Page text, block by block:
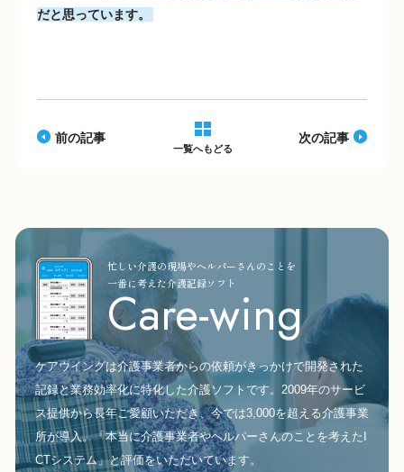
だと思っています。
前の記事
一覧へもどる
次の記事
Care-wing
忙しい介護の現場やヘルパーさんのことを
一番に考えた介護記録ソフト
ケアウイングは介護事業者からの依頼がきっかけで開発された
記録と業務効率化に特化した介護ソフトです。2009年のサービ
ス提供から長年ご愛顧いただき、今では3,000を超える介護事業
所が導入。「本当に介護事業者やヘルパーさんのことを考えたI
CTシステム」と評価をいただいています。